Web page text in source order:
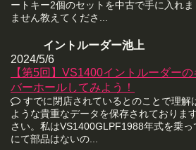
ートキー2個のセットを中古で手に入れ
ません教えてくださ...
イントルーダー池上
2024/5/6
【第5回】VS1400イントルーダー
バーホールしてみよう！
すでに閉店されているとのことで理解
ような貴重なデータを保存されておりま
さい。私はVS1400GLPF1988年式を乗
にて部品はないの...